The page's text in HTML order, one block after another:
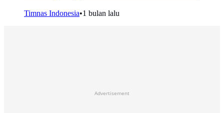
Timnas Indonesia•1 bulan lalu
Advertisement